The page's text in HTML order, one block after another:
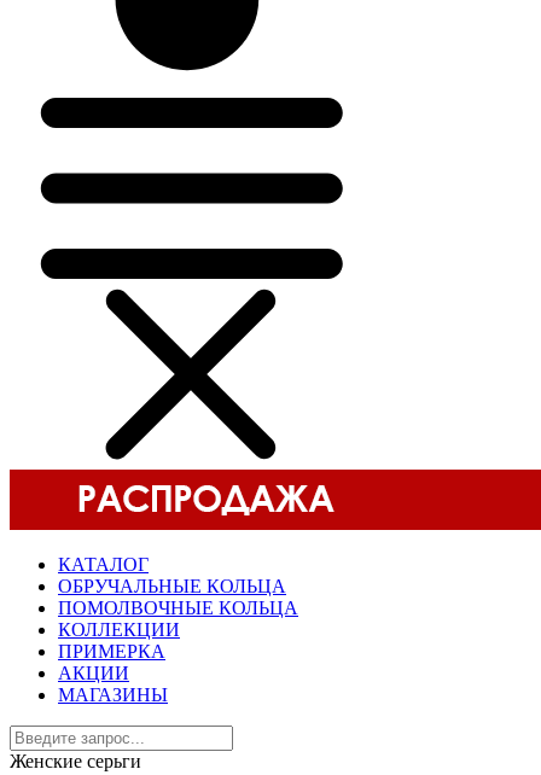
КАТАЛОГ
ОБРУЧАЛЬНЫЕ КОЛЬЦА
ПОМОЛВОЧНЫЕ КОЛЬЦА
КОЛЛЕКЦИИ
ПРИМЕРКА
АКЦИИ
МАГАЗИНЫ
Женские серьги